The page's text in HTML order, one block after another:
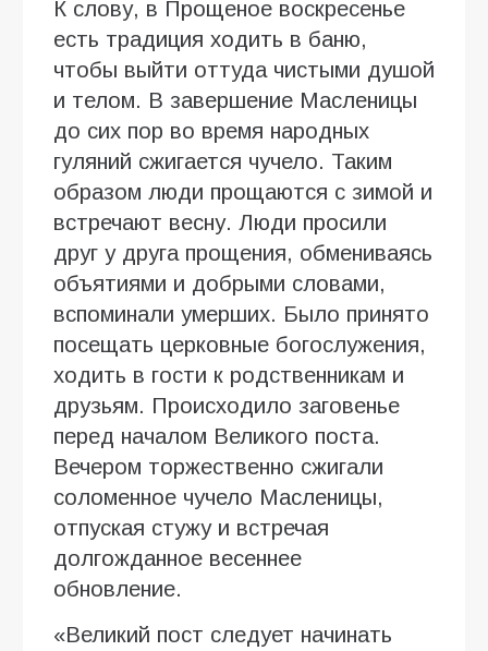
К слову, в Прощеное воскресенье
есть традиция ходить в баню,
чтобы выйти оттуда чистыми душой
и телом. В завершение Масленицы
до сих пор во время народных
гуляний сжигается чучело. Таким
образом люди прощаются с зимой и
встречают весну. Люди просили
друг у друга прощения, обмениваясь
объятиями и добрыми словами,
вспоминали умерших. Было принято
посещать церковные богослужения,
ходить в гости к родственникам и
друзьям. Происходило заговенье
перед началом Великого поста.
Вечером торжественно сжигали
соломенное чучело Масленицы,
отпуская стужу и встречая
долгожданное весеннее
обновление.
«Великий пост следует начинать